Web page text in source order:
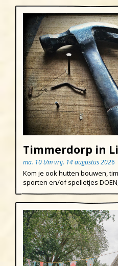
Timmerdorp in
ma. 10 t/m vrij. 14 augustus 2026
Kom je ook hutten bouwen,
sporten en/of spelletjes